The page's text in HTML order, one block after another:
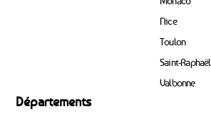
Nice
Toulon
Saint-Raphaël
Valbonne
Départements